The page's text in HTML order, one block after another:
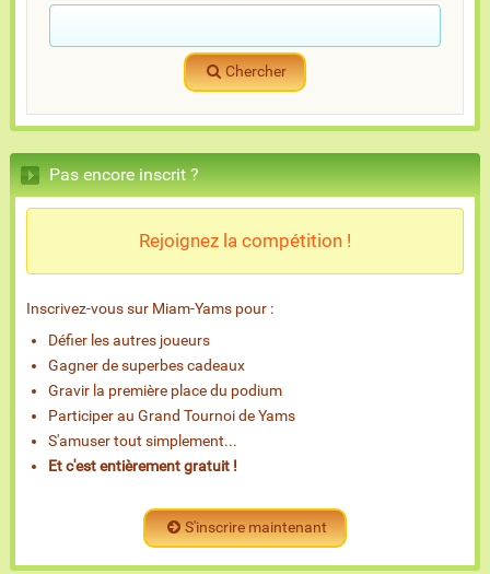
Chercher
Pas encore inscrit ?
Rejoignez la compétition !
Inscrivez-vous sur Miam-Yams pour :
Défier les autres joueurs
Gagner de superbes cadeaux
Gravir la première place du podium
Participer au Grand Tournoi de Yams
S'amuser tout simplement...
Et c'est entièrement gratuit !
S'inscrire maintenant